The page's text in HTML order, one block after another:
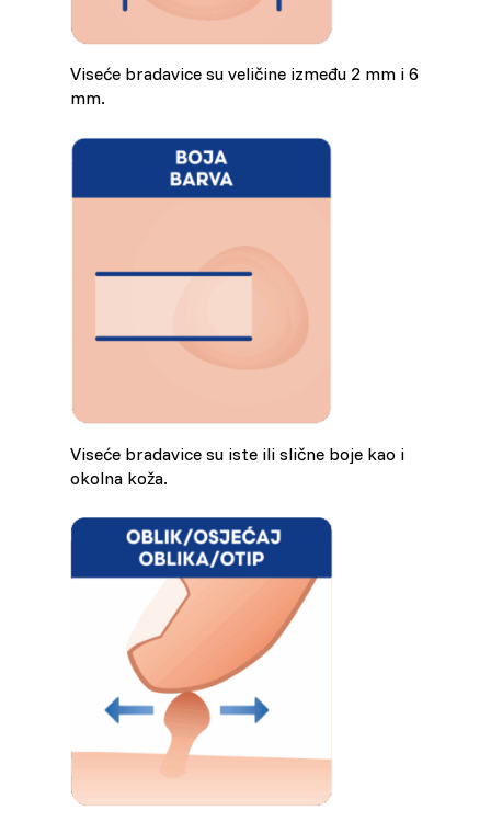
Viseće bradavice su veličine između 2 mm i 6
mm.
Viseće bradavice su iste ili slične boje kao i
okolna koža.